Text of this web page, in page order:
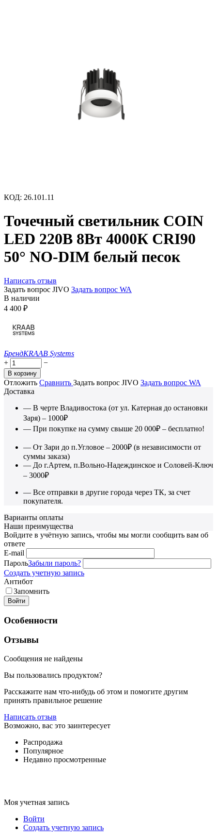
КОД: 26.101.11
Точечный светильник COIN
LED 220В 8Вт 4000К CRI90
50° NO-DIM белый песок
Написать отзыв
Задать вопрос JIVO Задать вопрос WA
В наличии
4 400 ₽
БрендKRAAB Systems
+
−
В корзину
Отложить Сравнить Задать вопрос JIVO Задать вопрос WA
Доставка
— В черте Владивостока (от ул. Катерная до остановки
Заря) – 1000₽
— При покупке на сумму свыше 20 000₽ – бесплатно!
— От Зари до п.Угловое – 2000₽ (в независимости от
суммы заказа)
— До г.Артем, п.Вольно-Надеждинское и Соловей-Ключ
– 3000₽
— Все отправки в другие города через ТК, за счет
покупателя.
Варианты оплаты
Наши преимущества
Войдите в учётную запись, чтобы мы могли сообщить вам об
ответе
E-mail
ПарольЗабыли пароль?
Создать учетную запись
Антибот
Запомнить
Войти
Особенности
Отзывы
Сообщения не найдены
Вы пользовались продуктом?
Расскажите нам что-нибудь об этом и помогите другим
принять правильное решение
Написать отзыв
Возможно, вас это заинтересует
Распродажа
Популярное
Недавно просмотренные
Моя учетная запись
Войти
Создать учетную запись